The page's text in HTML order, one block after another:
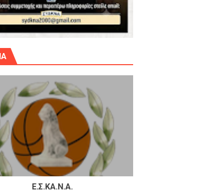
την Κυριακή 14.6.26
Ηλία 78-74 στα Καμίνια
Ε.Σ.ΚΑ.Ν.Α.